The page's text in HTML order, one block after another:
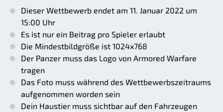
Dieser Wettbewerb endet am 11. Januar 2022 um
15:00 Uhr
Es ist nur ein Beitrag pro Spieler erlaubt
Die Mindestbildgröße ist 1024x768
Der Panzer muss das Logo von Armored Warfare
tragen
Das Foto muss während des Wettbewerbszeitraums
aufgenommen worden sein
Dein Haustier muss sichtbar auf den Fahrzeugen